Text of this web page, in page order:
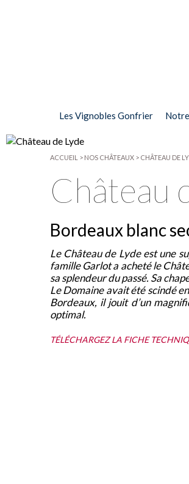
Les Vignobles Gonfrier
ACCUEIL > NOS CHÂTEAUX> CHÂTEAU DE
Château
Bordeaux blanc
Le Château de Lyde est une
famille Garlot a acheté le
sa splendeur du passé. Sa
Le Domaine avait été scindé
Bordeaux, il jouit d’un
optimal.
TÉLÉCHARGEZ LA FICHE